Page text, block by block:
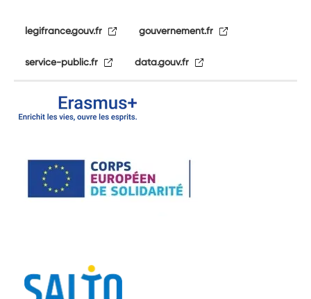
legifrance.gouv.fr gouvernement.fr
service-public.fr data.gouv.fr